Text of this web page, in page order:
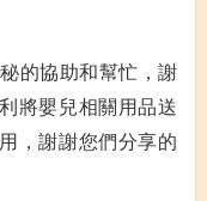
的協助和幫忙，謝
將嬰兒相關用品送
，謝謝您們分享的